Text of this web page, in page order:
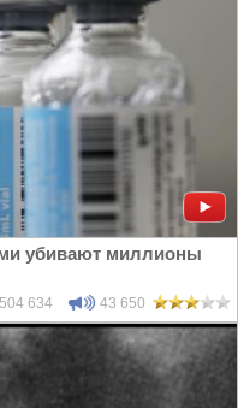
убивают миллионы
504 634 43 650